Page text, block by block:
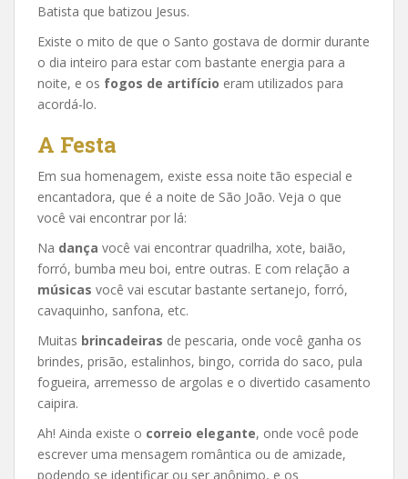
Batista que batizou Jesus.
Existe o mito de que o Santo gostava de dormir durante
o dia inteiro para estar com bastante energia para a
noite, e os fogos de artifício eram utilizados para
acordá-lo.
A Festa
Em sua homenagem, existe essa noite tão especial e
encantadora, que é a noite de São João. Veja o que
você vai encontrar por lá:
Na dança você vai encontrar quadrilha, xote, baião,
forró, bumba meu boi, entre outras. E com relação a
músicas você vai escutar bastante sertanejo, forró,
cavaquinho, sanfona, etc.
Muitas brincadeiras de pescaria, onde você ganha os
brindes, prisão, estalinhos, bingo, corrida do saco, pula
fogueira, arremesso de argolas e o divertido casamento
caipira.
Ah! Ainda existe o correio elegante, onde você pode
escrever uma mensagem romântica ou de amizade,
podendo se identificar ou ser anônimo, e os